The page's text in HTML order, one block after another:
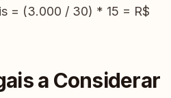
= (3.000 / 30) * 15 = R$
a Considerar